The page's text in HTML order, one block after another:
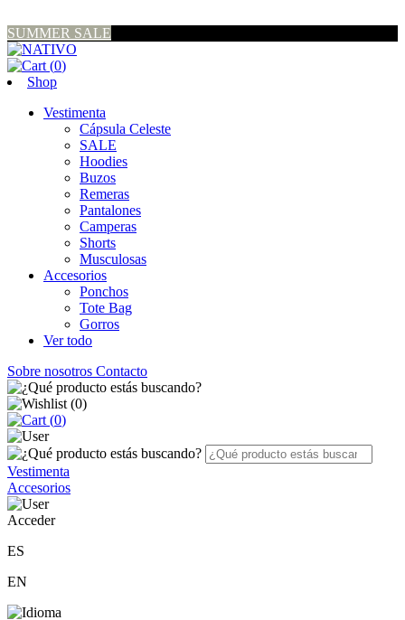
SUMMER SALE
(0)
Shop
Vestimenta
Cápsula Celeste
SALE
Hoodies
Buzos
Remeras
Pantalones
Camperas
Shorts
Musculosas
Accesorios
Ponchos
Tote Bag
Gorros
Ver todo
Sobre nosotros Contacto
(0)
(0)
Vestimenta
Accesorios
Acceder
ES
EN